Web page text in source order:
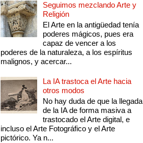
Seguimos mezclando Arte y
Religión
El Arte en la antigüedad tenía
poderes mágicos, pues era
capaz de vencer a los
poderes de la naturaleza, a los espíritus
malignos, y acercar...
La IA trastoca el Arte hacia
otros modos
No hay duda de que la llegada
de la IA de forma masiva a
trastocado el Arte digital, e
incluso el Arte Fotográfico y el Arte
pictórico. Ya n...